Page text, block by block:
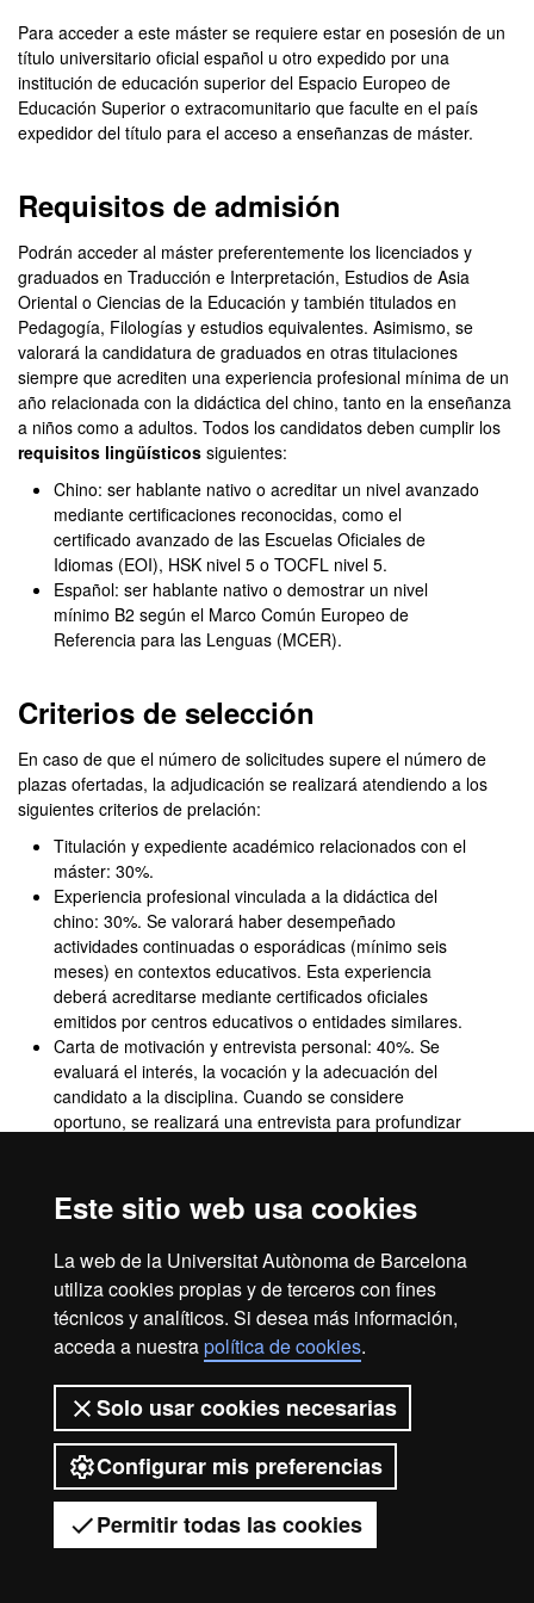
Este sitio web usa cookies
La web de la Universitat Autònoma de Barcelona
utiliza cookies propias y de terceros con fines
técnicos y analíticos. Si desea más información,
acceda a nuestrapolítica de cookies.
Solo usar cookies necesarias
Configurar mis preferencias
Permitir todas las cookies
Tienes dudas?
Para acceder a este máster se requiere estar en posesión de un
título universitario oficial español u otro expedido por una
institución de educación superior del Espacio Europeo de
Educación Superior o extracomunitario que faculte en el país
expedidor del título para el acceso a enseñanzas de máster.
Requisitos de admisión
Podrán acceder al máster preferentemente los licenciados y
graduados en Traducción e Interpretación, Estudios de Asia
Oriental o Ciencias de la Educación y también titulados en
Pedagogía, Filologías y estudios equivalentes. Asimismo, se
valorará la candidatura de graduados en otras titulaciones
siempre que acrediten una experiencia profesional mínima de un
año relacionada con la didáctica del chino, tanto en la enseñanza
a niños como a adultos. Todos los candidatos deben cumplir los
requisitos lingüísticos siguientes:
Chino: ser hablante nativo o acreditar un nivel avanzado
mediante certificaciones reconocidas, como el
certificado avanzado de las Escuelas Oficiales de
Idiomas (EOI), HSK nivel 5 o TOCFL nivel 5.
Español: ser hablante nativo o demostrar un nivel
mínimo B2 según el Marco Común Europeo de
Referencia para las Lenguas (MCER).
Criterios de selección
En caso de que el número de solicitudes supere el número de
plazas ofertadas, la adjudicación se realizará atendiendo a los
siguientes criterios de prelación:
Titulación y expediente académico relacionados con el
máster: 30%.
Experiencia profesional vinculada a la didáctica del
chino: 30%. Se valorará haber desempeñado
actividades continuadas o esporádicas (mínimo seis
meses) en contextos educativos. Esta experiencia
deberá acreditarse mediante certificados oficiales
emitidos por centros educativos o entidades similares.
Carta de motivación y entrevista personal: 40%. Se
evaluará el interés, la vocación y la adecuación del
candidato a la disciplina. Cuando se considere
oportuno, se realizará una entrevista para profundizar
Complementos de formación
No se prevén complementos de formación.
Accesibilidad web
Mapa del web UAB
2026 Universitat Autònoma de
Barcelona